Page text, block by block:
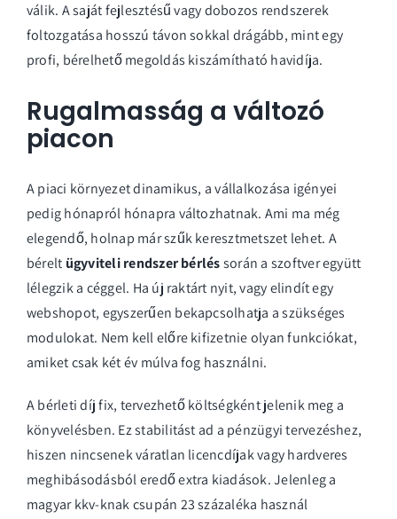
válik. A saját fejlesztésű vagy dobozos rendszerek
foltozgatása hosszú távon sokkal drágább, mint egy
profi, bérelhető megoldás kiszámítható havidíja.
Rugalmasság a változó
piacon
A piaci környezet dinamikus, a vállalkozása igényei
pedig hónapról hónapra változhatnak. Ami ma még
elegendő, holnap már szűk keresztmetszet lehet. A
bérelt ügyviteli rendszer bérléssorán a szoftver együtt
lélegzik a céggel. Ha új raktárt nyit, vagy elindít egy
webshopot, egyszerűen bekapcsolhatja aszükséges
modulokat. Nem kell előre kifizetnie olyan funkciókat,
amiket csak két év múlva fog használni.
A bérleti díj fix, tervezhető költségként jelenik meg a
könyvelésben. Ez stabilitást ad a pénzügyi tervezéshez,
hiszen nincsenek váratlan licencdíjak vagy hardveres
meghibásodásból eredő extra kiadások. Jelenleg a
magyar kkv-knak csupán 23 százaléka használ